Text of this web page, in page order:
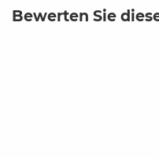
Bewerten Sie